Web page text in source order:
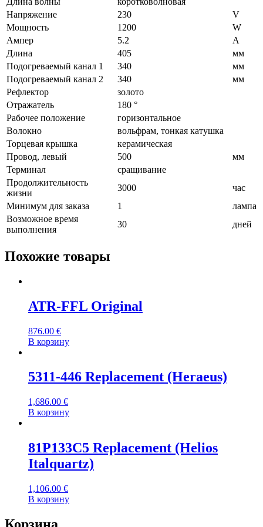
Напряжение
230
V
Мощность
1200
W
Ампер
5.2
A
Длина
405
мм
Подогреваемый канал 1
340
мм
Подогреваемый канал 2
340
мм
Рефлектор
золото
Отражатель
180 °
Рабочее положение
горизонтальное
Волокно
вольфрам, тонкая катушка
Торцевая крышка
керамическая
Провод, левый
500
мм
Терминал
сращивание
Продолжительность
жизни
3000
час
Минимум для заказа
1
лампа
Возможное время
выполнения
30 дней
Похожие товары
ATR-FFL Original
876.00 €
В корзину
5311-446 Replacement (Heraeus)
1,686.00 €
В корзину
81P133C5 Replacement (Helios
Italquartz)
1,106.00 €
В корзину